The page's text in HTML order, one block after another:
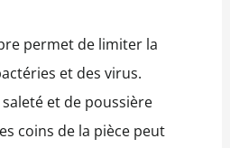
permet de limiter la
et des virus.
et de poussière
coins de la pièce peut